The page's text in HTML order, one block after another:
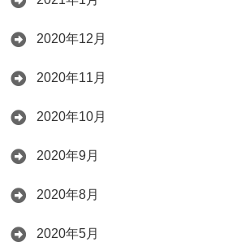
2020年12月
2020年11月
2020年10月
2020年9月
2020年8月
2020年5月